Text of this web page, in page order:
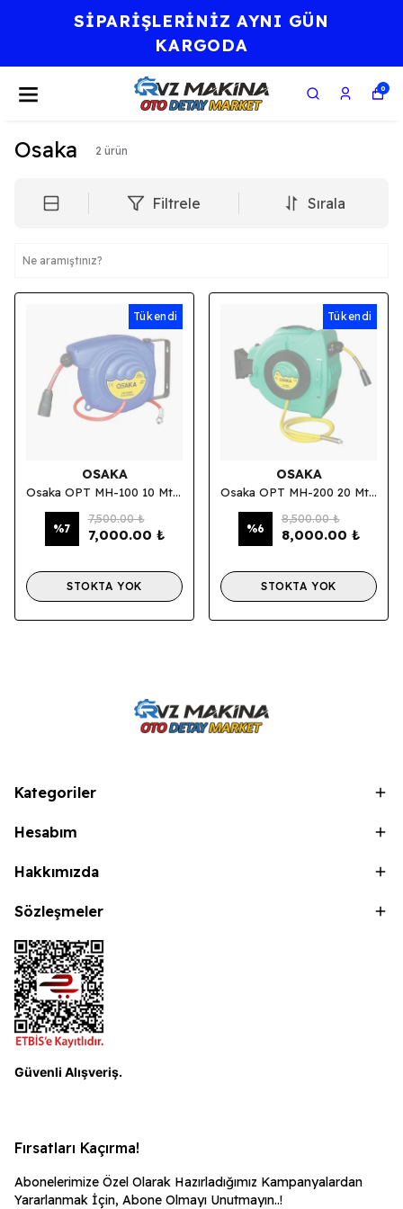
SİPARİŞLERİNİZ AYNI GÜN
KARGODA
0
Osaka 2 ürün
Filtrele Sırala
Tükendi
OSAKA
Osaka OPT MH-100 10 Mt Makaralı Hortum 8*12
%7
7,500.00 ₺
7,000.00 ₺
STOKTA YOK
Tükendi
OSAKA
Osaka OPT MH-200 20 Mt Makaralı Hava Hortumu 10*16
%6
8,500.00 ₺
8,000.00 ₺
STOKTA YOK
Kategoriler
Hesabım
Hakkımızda
Sözleşmeler
Güvenli Alışveriş.
Fırsatları Kaçırma!
Abonelerimize Özel Olarak Hazırladığımız Kampanyalardan
Yararlanmak İçin, Abone Olmayı Unutmayın..!